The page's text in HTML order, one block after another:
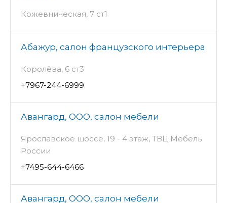
Кожевническая, 7 ст1
Абажур, салон французского интерьера
Королёва, 6 ст3
+7967-244-6999
Авангард, ООО, салон мебели
Ярославское шоссе, 19 - 4 этаж, ТВЦ Мебель
России
+7495-644-6466
Авангард, ООО, салон мебели